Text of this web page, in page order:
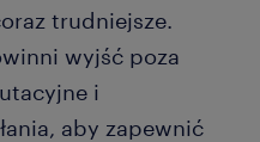
trudniejsze.
wyjść poza
i
aby zapewnić